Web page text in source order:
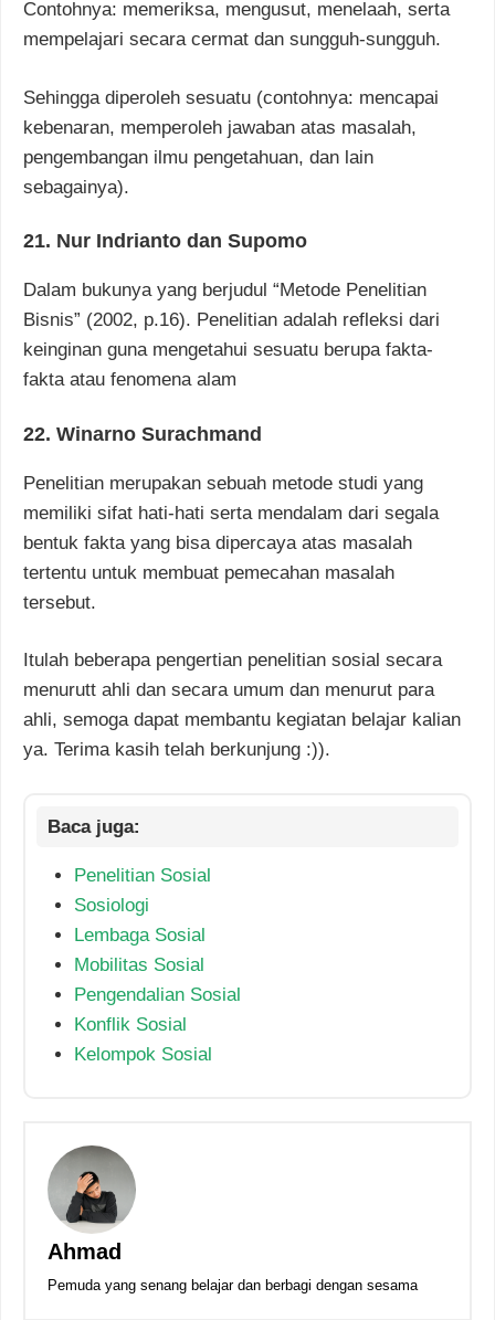
Contohnya: memeriksa, mengusut, menelaah, serta
mempelajari secara cermat dan sungguh-sungguh.
Sehingga diperoleh sesuatu (contohnya: mencapai
kebenaran, memperoleh jawaban atas masalah,
pengembangan ilmu pengetahuan, dan lain
sebagainya).
21. Nur Indrianto dan Supomo
Dalam bukunya yang berjudul “Metode Penelitian
Bisnis” (2002, p.16). Penelitian adalah refleksi dari
keinginan guna mengetahui sesuatu berupa fakta-
fakta atau fenomena alam
22. Winarno Surachmand
Penelitian merupakan sebuah metode studi yang
memiliki sifat hati-hati serta mendalam dari segala
bentuk fakta yang bisa dipercaya atas masalah
tertentu untuk membuat pemecahan masalah
tersebut.
Itulah beberapa pengertian penelitian sosial secara
menurutt ahli dan secara umum dan menurut para
ahli, semoga dapat membantu kegiatan belajar kalian
ya. Terima kasih telah berkunjung :)).
Penelitian Sosial
Sosiologi
Lembaga Sosial
Mobilitas Sosial
Pengendalian Sosial
Konflik Sosial
Kelompok Sosial
Ahmad
Pemuda yang senang belajar dan berbagi dengan sesama